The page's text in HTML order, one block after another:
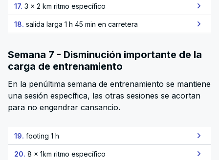
17. 3 x 2 km ritmo específico
18. salida larga 1 h 45 min en carretera
Semana 7 - Disminución importante de la
carga de entrenamiento
En la penúltima semana de entrenamiento se mantiene
una sesión específica, las otras sesiones se acortan
para no engendrar cansancio.
19. footing 1 h
20. 8 x 1km ritmo específico